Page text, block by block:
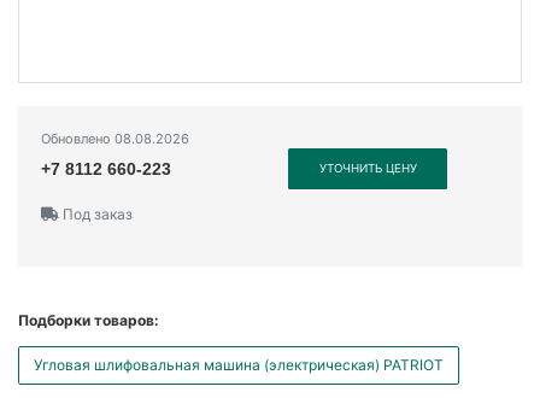
Обновлено 08.08.2026
+7 8112 660-223 УТОЧНИТЬ ЦЕНУ
Под заказ
Подборки товаров:
Угловая шлифовальная машина (электрическая) PATRIOT